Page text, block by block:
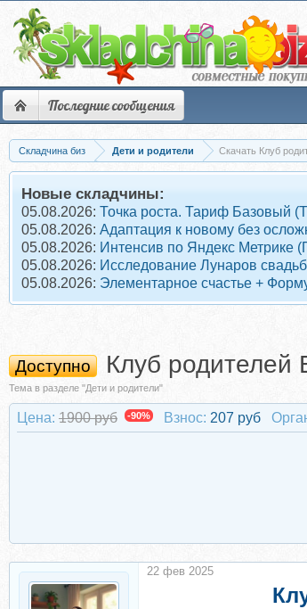
Последние сообщения
Складчина биз Дети и родители Скачать Клуб
Новые складчины:
05.08.2026: Точка роста. Тариф Базовый
05.08.2026: Адаптация к новому без
05.08.2026: Интенсив по Яндекс Метрике
05.08.2026: Исследование Лунаров
05.08.2026: Элементарное счастье +
Доступно Клуб
Тема в разделе "Дети и родители"
Цена: 1900 руб -90% Взнос: 207 руб
22 фев 2025